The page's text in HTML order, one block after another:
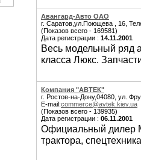
Авангард-Авто ОАО
г. Саратов,ул.Поющева , 16,
(Показов всего - 169581)
Дата регистрации : 14.11.2001
Весь модельный ряд
класса Люкс.
Компания "АВТЕК"
г. Ростов-на-Дону,04080, ул.
E-mail:commerce@avtek.kiev.ua
(Показов всего - 139935)
Дата регистрации : 06.11.2001
Официальный дилер
трактора,